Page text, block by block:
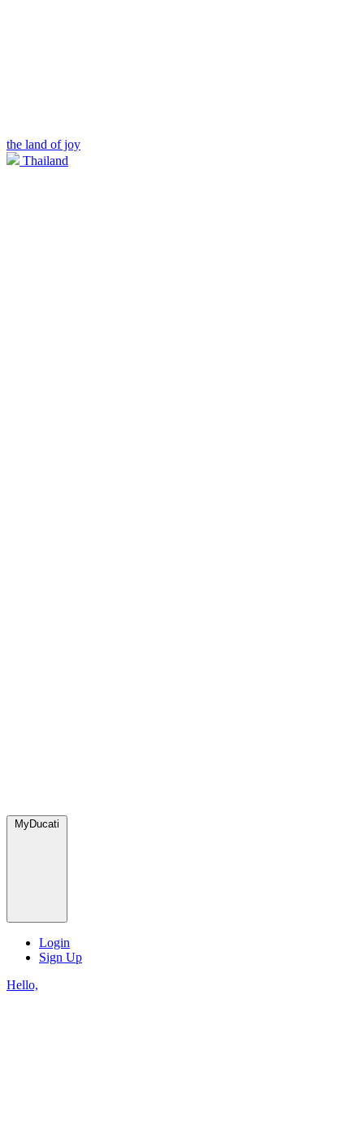
the land of joy
Thailand
MyDucati
Login
Sign Up
Hello,